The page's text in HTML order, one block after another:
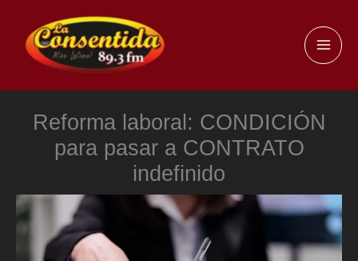
contenido
Reforma laboral: CONDICIÓN
para pasar a CONTRATO
indefinido